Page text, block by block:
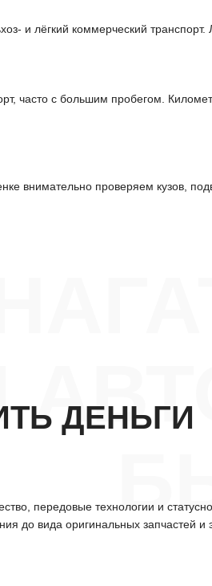
и лёгкий коммерческий
часто с большим пробегом.
внимательно проверяем кузов,
ДЕНЬГИ
передовые технологии и
до вида оригинальных запчастей и